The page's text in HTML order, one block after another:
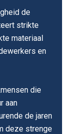
de
strikte
materiaal
en
die
aan
de jaren
deze strenge